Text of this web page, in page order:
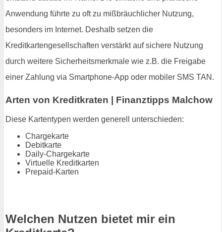
Anwendung führte zu oft zu mißbräuchlicher Nutzung,
besonders im Internet. Deshalb setzen die
Kreditkartengesellschaften verstärkt auf sichere Nutzung
durch weitere Sicherheitsmerkmale wie z.B. die Freigabe
einer Zahlung via Smartphone-App oder mobiler SMS TAN.
Arten von Kreditkraten | Finanztipps Malchow
Diese Kartentypen werden generell unterschieden:
Chargekarte
Debitkarte
Daily-Chargekarte
Virtuelle Kreditkarten
Prepaid-Karten
Welchen Nutzen bietet mir ein